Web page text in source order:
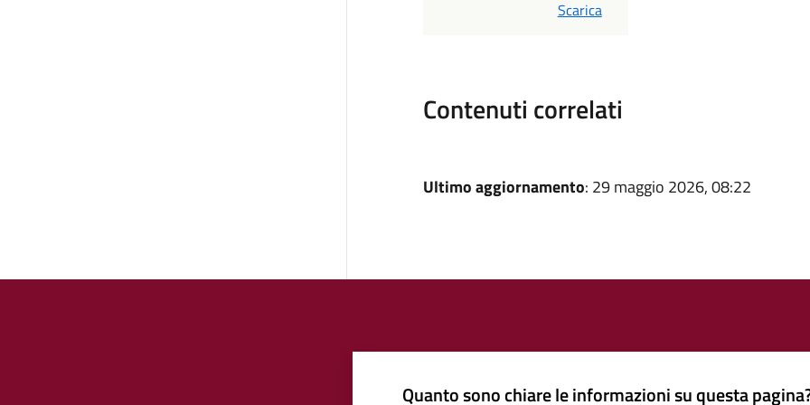
PDF
Scarica
Contenuti correlati
Ultimo aggiornamento: 29 maggio 2026, 08:22
Quanto sono chiare le informazioni su questa